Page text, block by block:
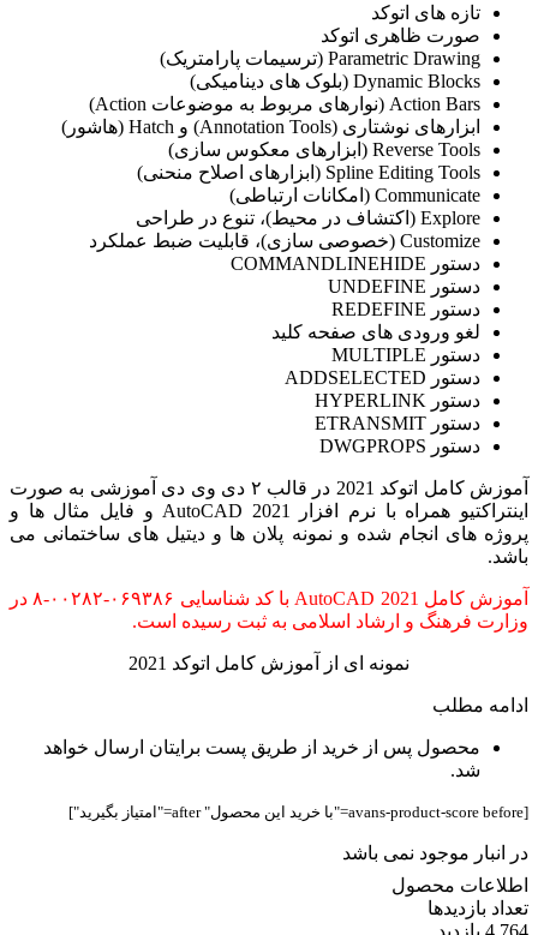
تازه های اتوکد
صورت ظاهری اتوکد
Parametric Drawing (ترسیمات پارامتریک)
Dynamic Blocks (بلوک های دینامیکی)
Action Bars (نوارهای مربوط به موضوعات Action)
ابزارهای نوشتاری (Annotation Tools) و Hatch (هاشور)
Reverse Tools (ابزارهای معکوس سازی)
Spline Editing Tools (ابزارهای اصلاح منحنی)
Communicate (امکانات ارتباطی)
Explore (اکتشاف در محیط)، تنوع در طراحی
Customize (خصوصی سازی)، قابلیت ضبط عملکرد
دستور COMMANDLINEHIDE
دستور UNDEFINE
دستور REDEFINE
لغو ورودی های صفحه کلید
دستور MULTIPLE
دستور ADDSELECTED
دستور HYPERLINK
دستور ETRANSMIT
دستور DWGPROPS
آموزش کامل اتوکد 2021 در قالب ۲ دی وی دی آموزشی به صورت
اینتراکتیو همراه با نرم افزار AutoCAD 2021 و فایل مثال ها و
پروژه های انجام شده و نمونه پلان ها و دیتیل های ساختمانی می
باشد.
آموزش کامل AutoCAD 2021 با کد شناسایی ۰۶۹۳۸۶-۰۰۲۸۲-۸ در
وزارت فرهنگ و ارشاد اسلامی به ثبت رسیده است.
نمونه ای از آموزش کامل اتوکد 2021
ادامه مطلب
محصول پس از خرید از طریق پست برایتان ارسال خواهد
شد.
[avans-product-score before="با خرید این محصول" after="امتیاز بگیرید"]
در انبار موجود نمی باشد
اطلاعات محصول
تعداد بازدیدها
4,764 بازدید